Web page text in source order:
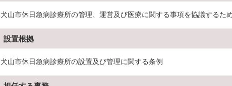
犬山市休日急病診療所の管理、運営及び医療に関する事項を協議するた
設置根拠
犬山市休日急病診療所の設置及び管理に関する条例